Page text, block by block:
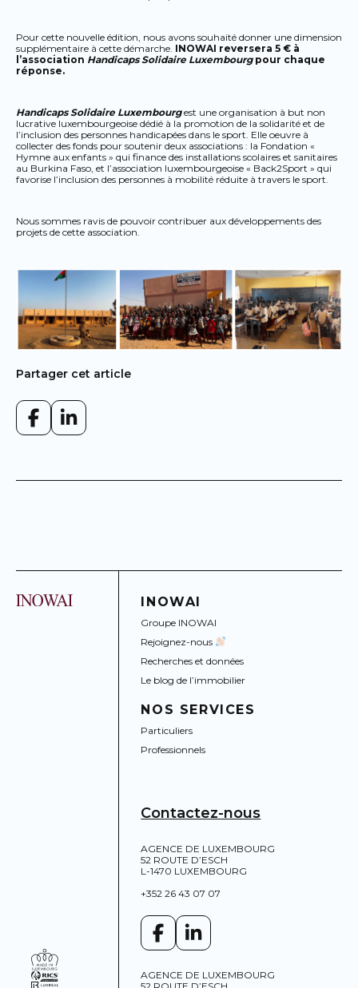
Pour cette nouvelle édition, nous avons souhaité donner une dimension
supplémentaire à cette démarche. INOWAI reversera 5 € à
l’association Handicaps Solidaire Luxembourg pour chaque
réponse.
Handicaps Solidaire Luxembourgest une organisation à but non
lucrative luxembourgeoise dédié à la promotion de la solidarité et de
l’inclusion des personnes handicapées dans le sport. Elle oeuvre à
collecter des fonds pour soutenir deux associations : la Fondation «
Hymne aux enfants » qui finance des installations scolaires et sanitaires
au Burkina Faso, et l’association luxembourgeoise « Back2Sport » qui
favorise l’inclusion des personnes à mobilité réduite à travers le sport.
Nous sommes ravis de pouvoir contribuer aux développements des
projets de cette association.
Partager cet article
INOWAI
Groupe INOWAI
Rejoignez-nous
Recherches et données
Le blog de l’immobilier
NOS SERVICES
Particuliers
Professionnels
Contactez-nous
AGENCE DE LUXEMBOURG
52 ROUTE D’ESCH
L-1470 LUXEMBOURG
+352 26 43 07 07
AGENCE DE LUXEMBOURG